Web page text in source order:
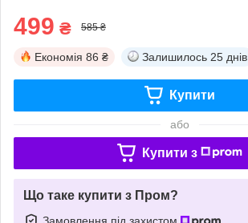
499 ₴ 585 ₴
Економія 86 ₴ Залишилось 25 днів
Купити
або
Купити з
Що таке купити з Пром?
Замовлення під захистом